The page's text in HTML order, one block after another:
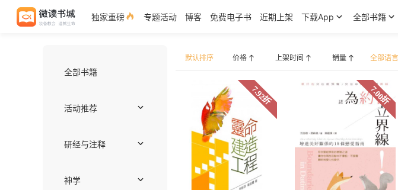
独家重磅 专题活动 博客 免费电子书 近期上架 下载App 全部书籍
全部书籍
独家好书
作者推荐——约翰·派博（John Piper）
注释书专区
编辑推荐
近期上架
免费电子书
套装优惠
研经与注释
注释
默认排序 价格 上架时间 销量